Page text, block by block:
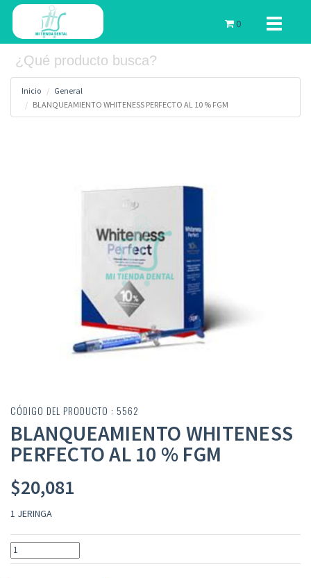
Toggle
0
Inicio
General
BLANQUEAMIENTO WHITENESS PERFECTO AL 10 % FGM
CÓDIGO DEL PRODUCTO : 5562
BLANQUEAMIENTO WHITENESS
PERFECTO AL 10 % FGM
$20,081
1 JERINGA